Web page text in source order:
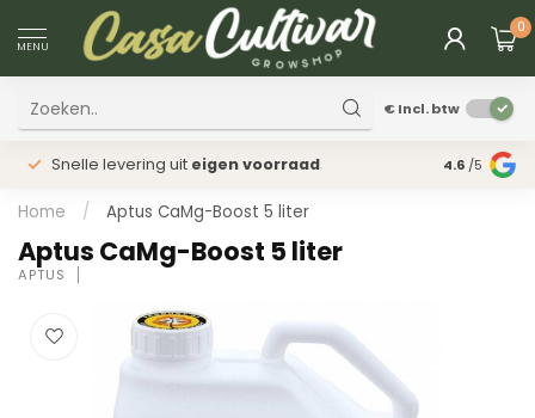
MENU
0
€Incl. btw
Snelle levering uit eigen voorraad Fysieke
4.6 /5
Home / Aptus CaMg-Boost 5 liter
Aptus CaMg-Boost 5 liter
APTUS